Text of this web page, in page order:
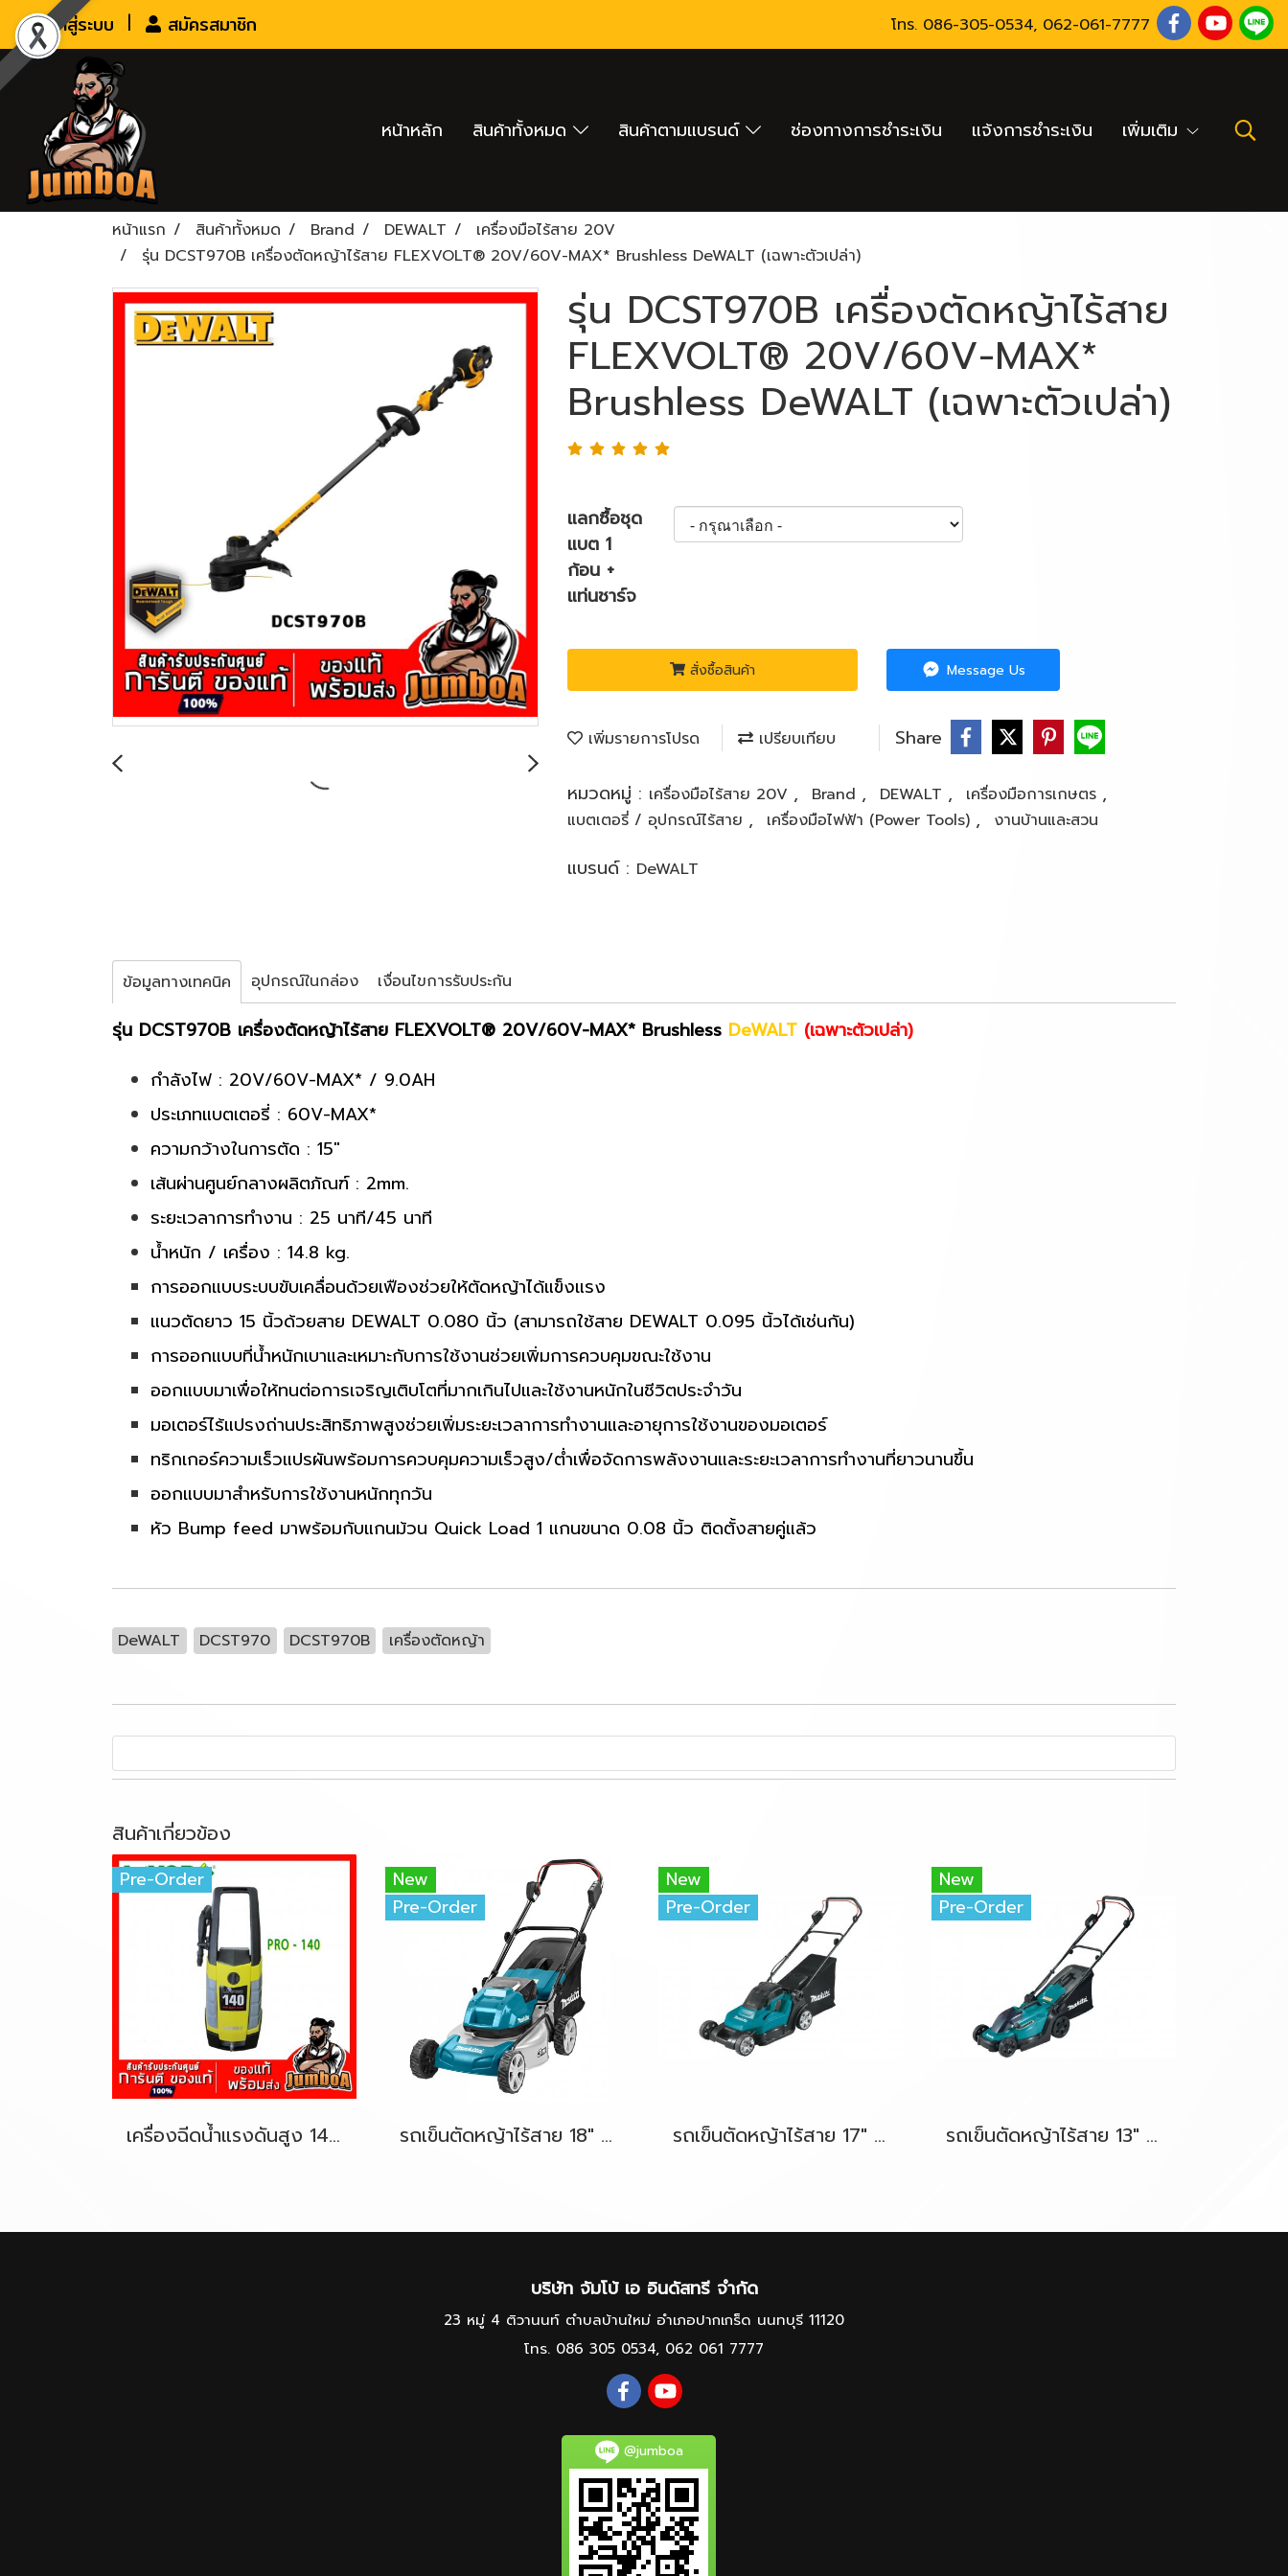
เข้าสู่ระบบ สมัครสมาชิก โทร. 086-305-0534, 062-061-7777
หน้าหลัก สินค้าทั้งหมด สินค้าตามแบรนด์ ช่องทางการชำระเงิน แจ้งการชำระเงิน เพิ่มเติม
หน้าแรก สินค้าทั้งหมด Brand DEWALT
เครื่องมือไร้สาย 20V
รุ่น DCST970B เครื่องตัดหญ้าไร้สาย FLEXVOLT® 20V/60V-MAX* Brushless DeWALT (เฉพาะตัวเปล่า)
รุ่น DCST970B เครื่องตัดหญ้าไร้สาย
FLEXVOLT® 20V/60V-MAX*
Brushless DeWALT (เฉพาะตัวเปล่า)
แลกซื้อชุด
แบต 1
ก้อน +
แท่นชาร์จ
สั่งซื้อสินค้า Message Us
เพิ่มรายการโปรด เปรียบเทียบ Share
หมวดหมู่ : เครื่องมือไร้สาย 20V , Brand , DEWALT , เครื่องมือการเกษตร ,
แบตเตอรี่ / อุปกรณ์ไร้สาย , เครื่องมือไฟฟ้า (Power Tools) , งานบ้านและสวน
แบรนด์ : DeWALT
ข้อมูลทางเทคนิค อุปกรณ์ในกล่อง เงื่อนไขการรับประกัน
รุ่น DCST970B เครื่องตัดหญ้าไร้สาย FLEXVOLT® 20V/60V-MAX* Brushless DeWALT (เฉพาะตัวเปล่า)
กำลังไฟ : 20V/60V-MAX* / 9.0AH
ประเภทแบตเตอรี่ : 60V-MAX*
ความกว้างในการตัด : 15"
เส้นผ่านศูนย์กลางผลิตภัณฑ์ : 2mm.
ระยะเวลาการทำงาน : 25 นาที/45 นาที
น้ำหนัก / เครื่อง : 14.8 kg.
การออกแบบระบบขับเคลื่อนด้วยเฟืองช่วยให้ตัดหญ้าได้แข็งแรง
แนวตัดยาว 15 นิ้วด้วยสาย DEWALT 0.080 นิ้ว (สามารถใช้สาย DEWALT 0.095 นิ้วได้เช่นกัน)
การออกแบบที่น้ำหนักเบาและเหมาะกับการใช้งานช่วยเพิ่มการควบคุมขณะใช้งาน
ออกแบบมาเพื่อให้ทนต่อการเจริญเติบโตที่มากเกินไปและใช้งานหนักในชีวิตประจำวัน
มอเตอร์ไร้แปรงถ่านประสิทธิภาพสูงช่วยเพิ่มระยะเวลาการทำงานและอายุการใช้งานของมอเตอร์
ทริกเกอร์ความเร็วแปรผันพร้อมการควบคุมความเร็วสูง/ต่ำเพื่อจัดการพลังงานและระยะเวลาการทำงานที่ยาวนานขึ้น
ออกแบบมาสำหรับการใช้งานหนักทุกวัน
หัว Bump feed มาพร้อมกับแกนม้วน Quick Load 1 แกนขนาด 0.08 นิ้ว ติดตั้งสายคู่แล้ว
DeWALT DCST970 DCST970B เครื่องตัดหญ้า
สินค้าเกี่ยวข้อง
Pre-Order
เครื่องฉีดน้ำแรงดันสูง 140 Bar LAVOR PRO-140 2100W.
New
Pre-Order
รถเข็นตัดหญ้าไร้สาย 18" 36V-BL (18Vx2) MAKITA DLM460Z ตัวเครื่องเปล่า
New
Pre-Order
รถเข็นตัดหญ้าไร้สาย 17" 36V-LXT (18Vx2) MAKITA DLM432Z ตัวเครื่องเปล่า
New
Pre-Order
รถเข็นตัดหญ้าไร้สาย 13" 18V-LXT MAKITA DLM330Z ตัวเครื่องเปล่า
บริษัท จัมโบ้ เอ อินดัสทรี จำกัด
23 หมู่ 4 ติวานนท์ ตำบลบ้านใหม่ อำเภอปากเกร็ด นนทบุรี 11120
โทร. 086 305 0534, 062 061 7777
@jumboa